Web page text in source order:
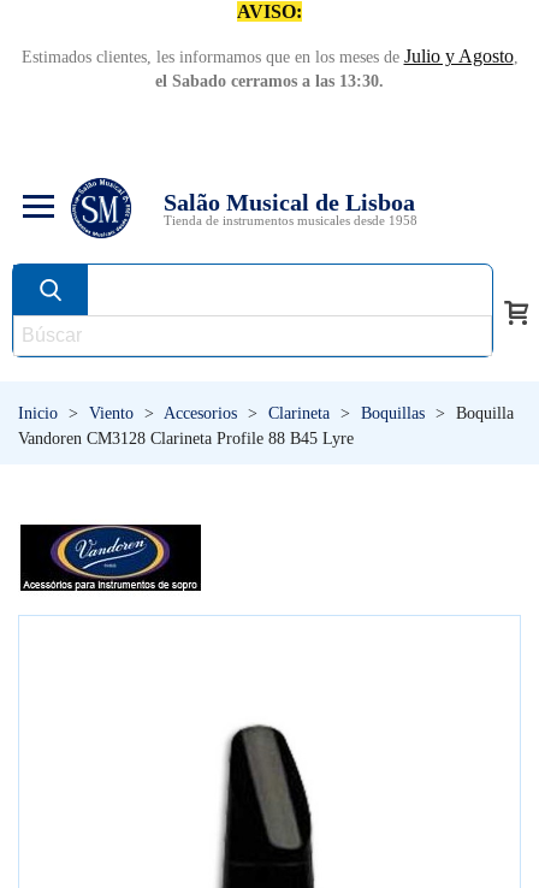
AVISO:
Estimados clientes, les informamos que en los meses de Julio y Agosto,
el Sabado cerramos a las 13:30.
Salão Musical de Lisboa
Tienda de instrumentos musicales desde 1958
Inicio > Viento > Accesorios > Clarineta > Boquillas >
Boquilla
Vandoren CM3128 Clarineta Profile 88 B45 Lyre